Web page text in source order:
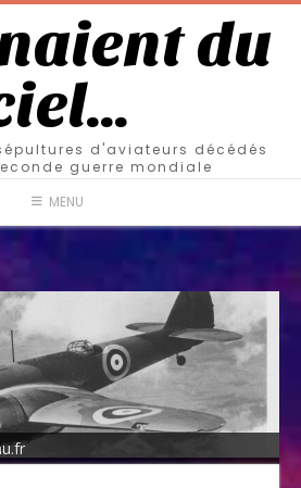
du
d'aviateurs décédés
guerre mondiale
MENU